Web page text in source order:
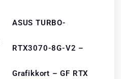
ASUS TURBO-
RTX3070-8G-V2 –
Grafikkort – GF RTX